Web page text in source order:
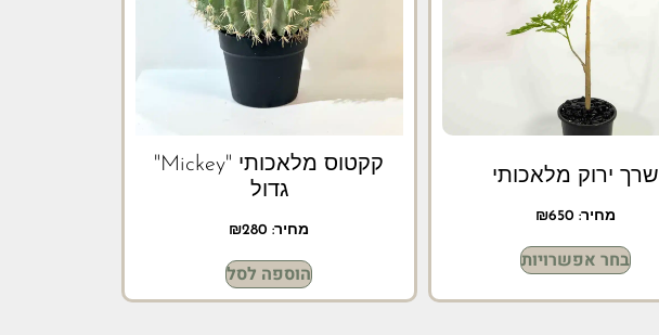
שרך ירוק מלאכותי
מחיר: ₪650
בחר אפשרויות
קקטוס מלאכותי "Mickey"
גדול
מחיר: ₪280
הוספה לסל